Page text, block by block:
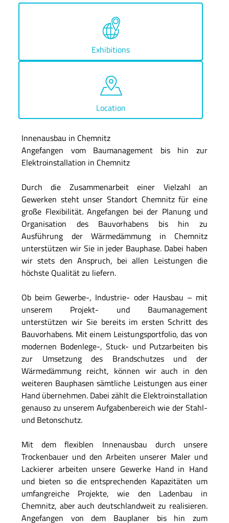
Exhibitions
Location
Innenausbau in Chemnitz
Angefangen vom Baumanagement bis hin zur
Elektroinstallation in Chemnitz
Durch die Zusammenarbeit einer Vielzahl an
Gewerken steht unser Standort Chemnitz für eine
große Flexibilität. Angefangen bei der Planung und
Organisation des Bauvorhabens bis hin zu
Ausführung der Wärmedämmung in Chemnitz
unterstützen wir Sie in jeder Bauphase. Dabei haben
wir stets den Anspruch, bei allen Leistungen die
höchste Qualität zu liefern.
Ob beim Gewerbe-, Industrie- oder Hausbau – mit
unserem Projekt- und Baumanagement
unterstützen wir Sie bereits im ersten Schritt des
Bauvorhabens. Mit einem Leistungsportfolio, das von
modernen Bodenlege-, Stuck- und Putzarbeiten bis
zur Umsetzung des Brandschutzes und der
Wärmedämmung reicht, können wir auch in den
weiteren Bauphasen sämtliche Leistungen aus einer
Hand übernehmen. Dabei zählt die Elektroinstallation
genauso zu unserem Aufgabenbereich wie der Stahl-
und Betonschutz.
Mit dem flexiblen Innenausbau durch unsere
Trockenbauer und den Arbeiten unserer Maler und
Lackierer arbeiten unsere Gewerke Hand in Hand
und bieten so die entsprechenden Kapazitäten um
umfangreiche Projekte, wie den Ladenbau in
Chemnitz, aber auch deutschlandweit zu realisieren.
Angefangen von dem Bauplaner bis hin zum